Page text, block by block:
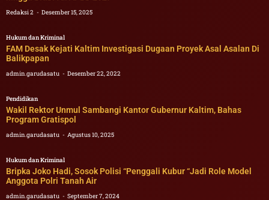
Redaksi 2 Desember 15, 2025
Hukum dan Kriminal
FAM Desak Kejati Kaltim Investigasi Dugaan Proyek Asal Asalan Di
Balikpapan
admin.garudasatu Desember 22, 2022
Pendidikan
Wakil Rektor Unmul Sambangi Kantor Gubernur Kaltim, Bahas
Program Gratispol
admin.garudasatu Agustus 10, 2025
Hukum dan Kriminal
Bripka Joko Hadi, Sosok Polisi “Penggali Kubur “Jadi Role Model
Anggota Polri Tanah Air
admin.garudasatu September 7, 2024